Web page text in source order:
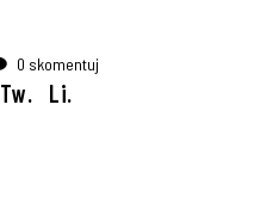
0 skomentuj
Tw. Li.